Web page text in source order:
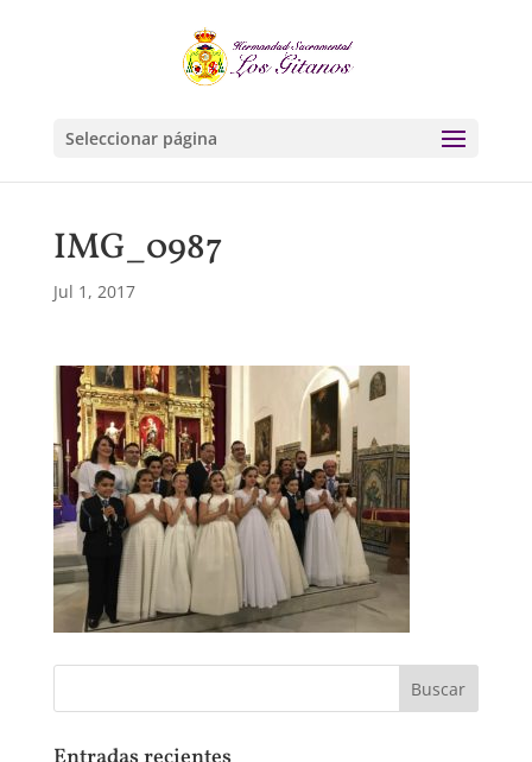
Seleccionar página
IMG_0987
Jul 1, 2017